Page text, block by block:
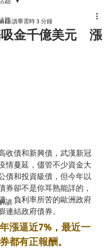
題
讀
金千億美元 漲
日 讀畢需時 3 分鐘
收債和新興債，武漢新冠
情蔓延，儘管不少資金大
債和投資級債，但今年以
券卻不是你耳熟能詳的，
、負利率所苦的歐洲政府
連結政府債券。
漲逼近7%，最近一
都有正報酬。